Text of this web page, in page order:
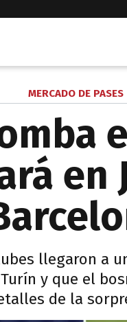
MERCADO DE PASES
en
llegaron a
y que el
de la